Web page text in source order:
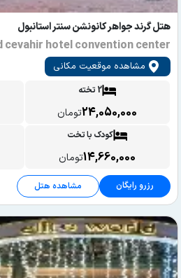
هتل گرند جواهر کانونشن سنتر استانبول
cevahir hotel convention center
مشاهده موقعیت مکانی
2 تخته
24,050,000تومان
کودک با تخت
14,660,000تومان
رزرو رایگان مشاهده هتل